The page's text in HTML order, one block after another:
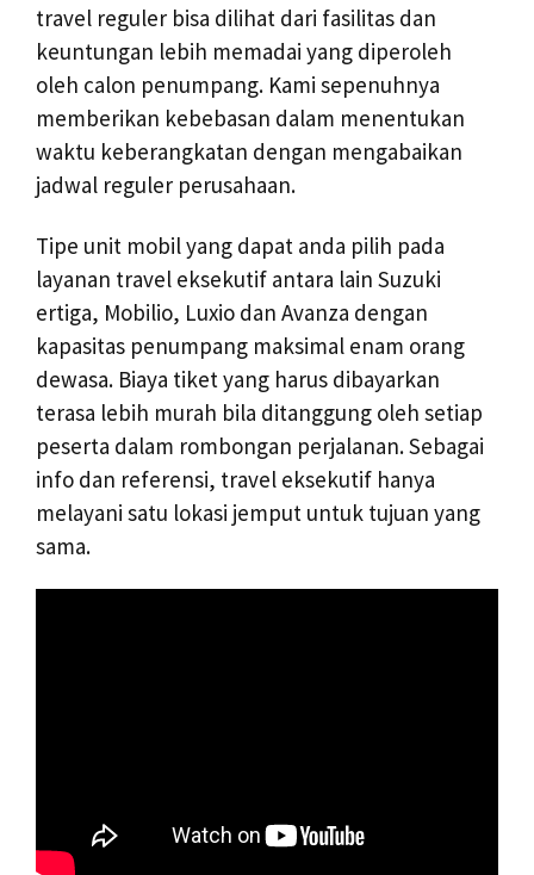
travel reguler bisa dilihat dari fasilitas dan
keuntungan lebih memadai yang diperoleh
oleh calon penumpang. Kami sepenuhnya
memberikan kebebasan dalam menentukan
waktu keberangkatan dengan mengabaikan
jadwal reguler perusahaan.
Tipe unit mobil yang dapat anda pilih pada
layanan travel eksekutif antara lain Suzuki
ertiga, Mobilio, Luxio dan Avanza dengan
kapasitas penumpang maksimal enam orang
dewasa. Biaya tiket yang harus dibayarkan
terasa lebih murah bila ditanggung oleh setiap
peserta dalam rombongan perjalanan. Sebagai
info dan referensi, travel eksekutif hanya
melayani satu lokasi jemput untuk tujuan yang
sama.